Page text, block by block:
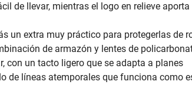
de llevar, mientras el logo en relieve aporta
un extra muy práctico para protegerlas de
de armazón y lentes de
con un tacto ligero que se adapta a planes
de líneas atemporales que funciona como